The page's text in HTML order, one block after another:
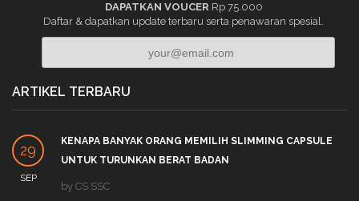
DAPATKAN VOUCER Rp 75.000
Daftar & dapatkan update terbaru serta penawaran spesial.
ARTIKEL TERBARU
29
SEP
KENAPA BANYAK ORANG MEMILIH SLIMMING CAPSULE
UNTUK TURUNKAN BERAT BADAN
by CS SSC